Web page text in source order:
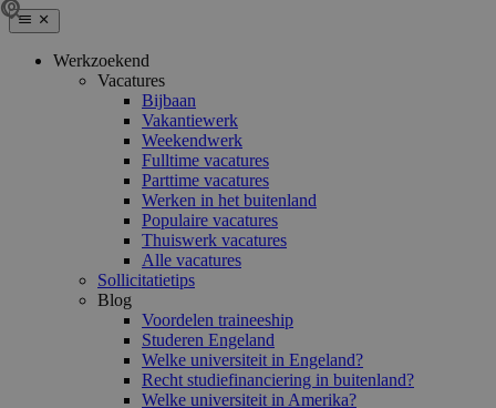
Werkzoekend
Vacatures
Bijbaan
Vakantiewerk
Weekendwerk
Fulltime vacatures
Parttime vacatures
Werken in het buitenland
Populaire vacatures
Thuiswerk vacatures
Alle vacatures
Sollicitatietips
Blog
Voordelen traineeship
Studeren Engeland
Welke universiteit in Engeland?
Recht studiefinanciering in buitenland?
Welke universiteit in Amerika?